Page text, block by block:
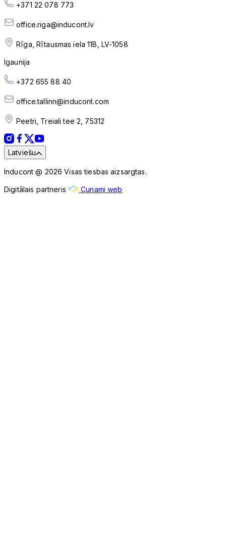
+371 22 078 773
office.riga@inducont.lv
Rīga, Rītausmas iela 11B, LV-1058
Igaunija
+372 655 88 40
office.tallinn@inducont.com
Peetri, Treiali tee 2, 75312
Latviešu
Inducont @ 2026 Visas tiesbas aizsargtas.
Digitālais partneris Cunami web